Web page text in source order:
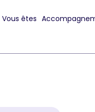
Vous êtes